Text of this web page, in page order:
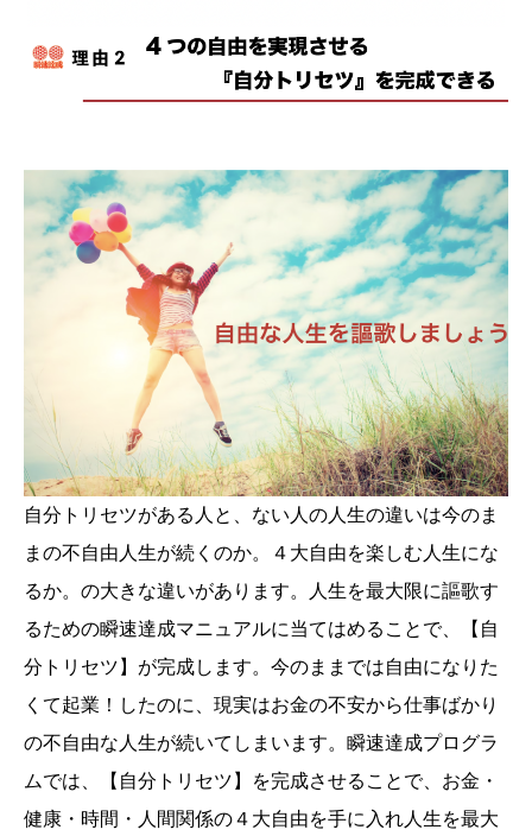
自分トリセツがある人と、ない人の人生の違いは今のま
まの不自由人生が続くのか。４大自由を楽しむ人生にな
るか。の大きな違いがあります。人生を最大限に謳歌す
るための瞬速達成マニュアルに当てはめることで、【自
分トリセツ】が完成します。今のままでは自由になりた
くて起業！したのに、現実はお金の不安から仕事ばかり
の不自由な人生が続いてしまいます。瞬速達成プログラ
ムでは、【自分トリセツ】を完成させることで、お金・
健康・時間・人間関係の４大自由を手に入れ人生を最大